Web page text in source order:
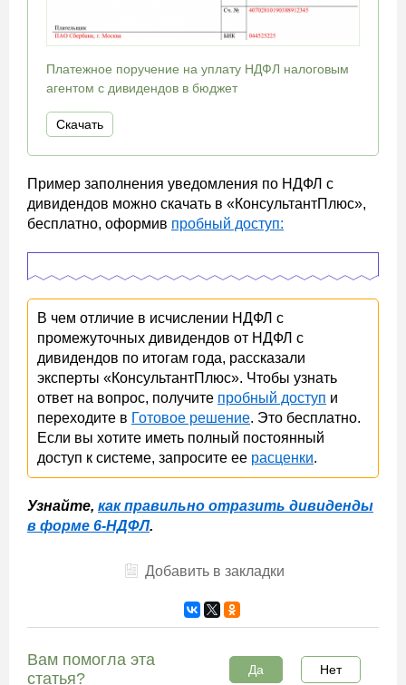
Платежное поручение на уплату НДФЛ налоговым
агентом с дивидендов в бюджет
Скачать
Пример заполнения уведомления по НДФЛ с
дивидендов можно скачать в «КонсультантПлюс»,
бесплатно, оформив пробный доступ:
В чем отличие в исчислении НДФЛ с
промежуточных дивидендов от НДФЛ с
дивидендов по итогам года, рассказали
эксперты «КонсультантПлюс». Чтобы узнать
ответ на вопрос, получите пробный доступ и
переходите в Готовое решение. Это бесплатно.
Если вы хотите иметь полный постоянный
доступ к системе, запросите ее расценки.
Узнайте, как правильно отразить дивиденды
в форме 6-НДФЛ.
Добавить в закладки
Вам помогла эта
статья?
Да Нет